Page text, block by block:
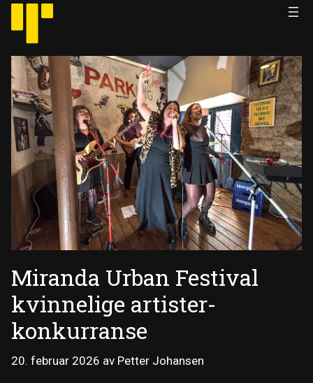
Hopp
innhold
Miranda Urban Festival
kvinnelige artister-
konkurranse
20. februar 2026 av Petter Johansen